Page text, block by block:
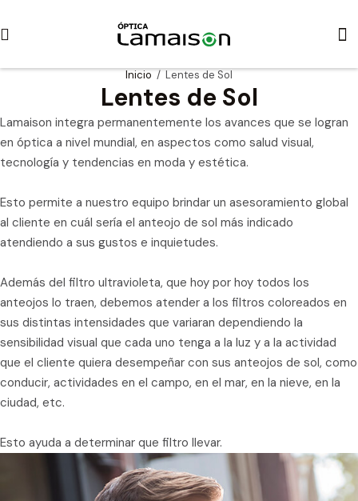
Inicio / Lentes de Sol
Lentes de Sol
Lamaison integra permanentemente los avances que se logran
en óptica a nivel mundial, en aspectos como salud visual,
tecnología y tendencias en moda y estética.
Esto permite a nuestro equipo brindar un asesoramiento global
al cliente en cuál sería el anteojo de sol más indicado
atendiendo a sus gustos e inquietudes.
Además del filtro ultravioleta, que hoy por hoy todos los
anteojos lo traen, debemos atender a los filtros coloreados en
sus distintas intensidades que variaran dependiendo la
sensibilidad visual que cada uno tenga a la luz y a la actividad
que el cliente quiera desempeñar con sus anteojos de sol, como
conducir, actividades en el campo, en el mar, en la nieve, en la
ciudad, etc.
Esto ayuda a determinar que filtro llevar.